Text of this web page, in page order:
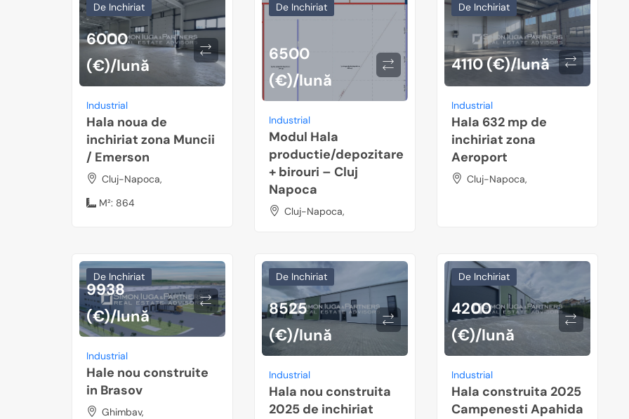
De Inchiriat
6000
(€)/lună
Industrial
Hala noua de
inchiriat zona Muncii
/ Emerson
Cluj-Napoca,
M²: 864
De Inchiriat
6500
(€)/lună
Industrial
Modul Hala
productie/depozitare
+ birouri – Cluj
Napoca
Cluj-Napoca,
De Inchiriat
4110 (€)/lună
Industrial
Hala 632 mp de
inchiriat zona
Aeroport
Cluj-Napoca,
De Inchiriat
9938
(€)/lună
Industrial
Hale nou construite
in Brasov
Ghimbav,
De Inchiriat
8525
(€)/lună
Industrial
Hala nou construita
2025 de inchiriat
De Inchiriat
4200
(€)/lună
Industrial
Hala construita 2025
Campenesti Apahida